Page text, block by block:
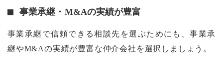
事業承継・M&Aの実績が豊富
事業承継で信頼できる相談先を選ぶためにも、事業承
継やM&Aの実績が豊富な仲介会社を選択しましょう。